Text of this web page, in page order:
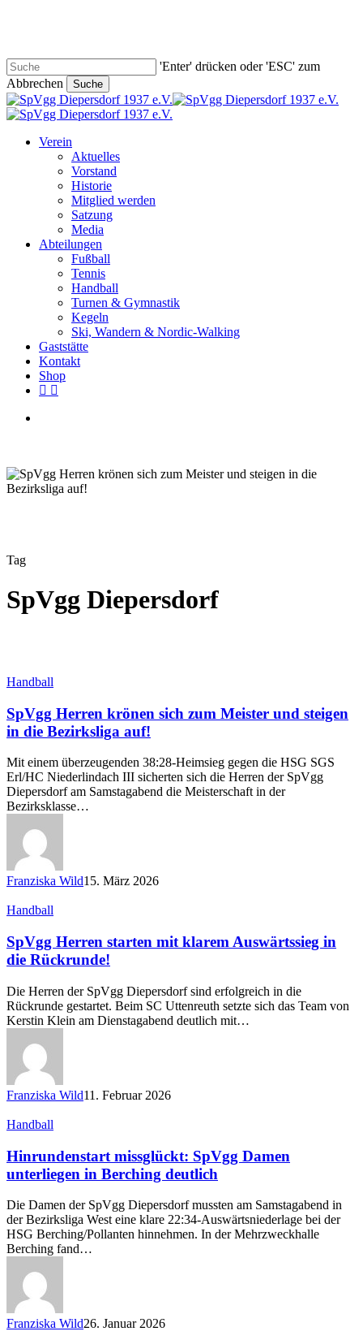
content
'Enter' drücken oder 'ESC' zum
Abbrechen
Suche
Close
Search
search
Menu
Verein
Aktuelles
Vorstand
Historie
Mitglied werden
Satzung
Media
Abteilungen
Fußball
Tennis
Handball
Turnen & Gymnastik
Kegeln
Ski, Wandern & Nordic-Walking
Gaststätte
Kontakt
Shop
facebook
instagram
Tag
SpVgg Diepersdorf
SpVgg
krönen
sich
zum
und
steigen
in
die
Bezirksliga
auf!
Handball
SpVgg Herren krönen sich zum Meister und steigen
in die Bezirksliga auf!
Mit einem überzeugenden 38:28-Heimsieg gegen die HSG SGS
Erl/HC Niederlindach III sicherten sich die Herren der SpVgg
Diepersdorf am Samstagabend die Meisterschaft in der
Bezirksklasse…
Franziska Wild15. März 2026
SpVgg
starten
mit
klarem
in
die
Rückrunde!
Handball
SpVgg Herren starten mit klarem Auswärtssieg in
die Rückrunde!
Die Herren der SpVgg Diepersdorf sind erfolgreich in die
Rückrunde gestartet. Beim SC Uttenreuth setzte sich das Team von
Kerstin Klein am Dienstagabend deutlich mit…
Franziska Wild11. Februar 2026
Hinrundenstart
SpVgg
Damen
unterliegen
Berching
deutlich
Handball
Hinrundenstart missglückt: SpVgg Damen
unterliegen in Berching deutlich
Die Damen der SpVgg Diepersdorf mussten am Samstagabend in
der Bezirksliga West eine klare 22:34-Auswärtsniederlage bei der
HSG Berching/Pollanten hinnehmen. In der Mehrzweckhalle
Berching fand…
Franziska Wild26. Januar 2026